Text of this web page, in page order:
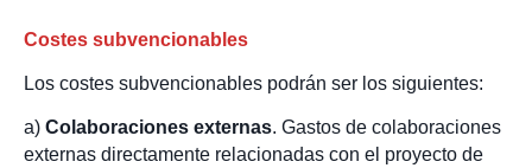
Costes subvencionables
Los costes subvencionables podrán ser los siguientes:
a) Colaboraciones externas. Gastos de colaboraciones
externas directamente relacionadas con el proyecto de